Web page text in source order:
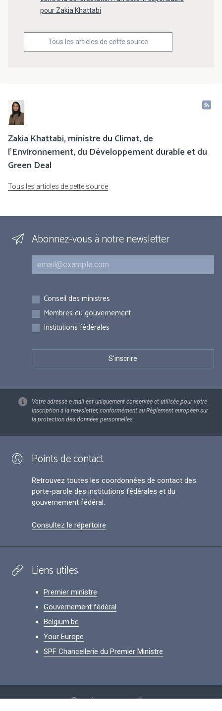
pour Zakia Khattabi
Tous les articles de cette source
Zakia Khattabi, ministre du Climat, de
l’Environnement, du Développement durable et du
Green Deal
Tous les articles de cette source
Abonnez-vous à notre newsletter
Courriel
Inscriptions
Conseil des ministres
Membres du gouvernement
Institutions fédérales
Votre adresse e-mail est uniquement conservée et utilisée pour votre
inscription à la newsletter, conformément au Règlement européen sur
la protection des données personnelles.
Points de contact
Retrouvez toutes les coordonnées de contact des
porte-parole des institutions fédérales et du
gouvernement fédéral.
Consultez le répertoire
Liens utiles
Premier ministre
Gouvernement fédéral
Belgium.be
Your Europe
SPF Chancellerie du Premier Ministre
Données personnelles